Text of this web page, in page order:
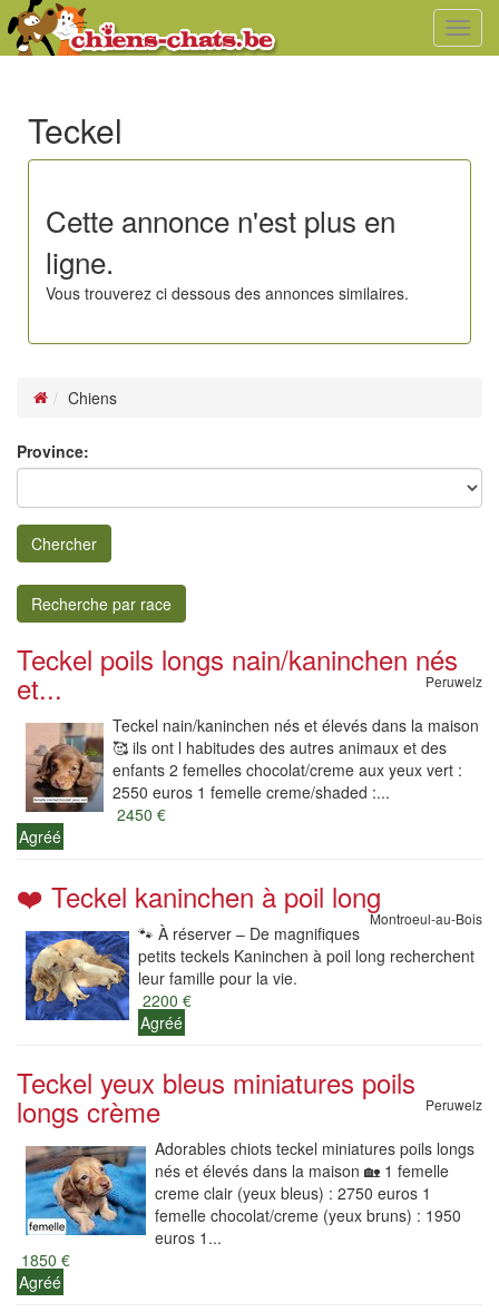
Teckel
Cette annonce n'est plus en
ligne.
Vous trouverez ci dessous des annonces similaires.
Chiens
Province:
Chercher
Recherche par race
Teckel poils longs nain/kaninchen nés
et... Peruwelz
Teckel nain/kaninchen nés et élevés dans la maison
🥰 ils ont l habitudes des autres animaux et des
enfants 2 femelles chocolat/creme aux yeux vert :
2550 euros 1 femelle creme/shaded :...
2450 €
Agréé
❤️ Teckel kaninchen à poil long
Montroeul-au-Bois
🐾 À réserver – De magnifiques
petits teckels Kaninchen à poil long recherchent
leur famille pour la vie.
2200 €
Agréé
Teckel yeux bleus miniatures poils
longs crème Peruwelz
Adorables chiots teckel miniatures poils longs
nés et élevés dans la maison 🏡 1 femelle
creme clair (yeux bleus) : 2750 euros 1
femelle chocolat/creme (yeux bruns) : 1950
euros 1...
1850 €
Agréé